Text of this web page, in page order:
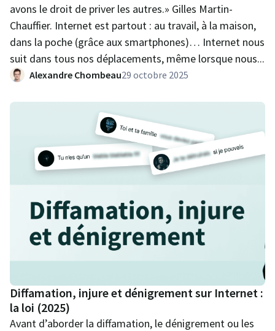
avons le droit de priver les autres.» Gilles Martin-
Chauffier. Internet est partout : au travail, à la maison,
dans la poche (grâce aux smartphones)… Internet nous
suit dans tous nos déplacements, même lorsque nous...
Alexandre Chombeau29 octobre 2025
Diffamation, injure et dénigrement sur Internet :
la loi (2025)
Avant d’aborder la diffamation, le dénigrement ou les